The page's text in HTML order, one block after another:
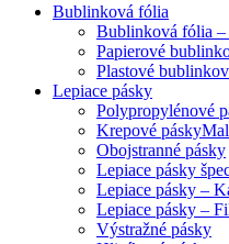
Bublinková fólia
Bublinková fólia –
Papierové
Plastové
Lepiace pásky
Polypropylénové
Krepové pásky
Obojstranné pásky
Lepiace pásky
Lepiace pásky –
Lepiace pásky –
Výstražné pásky